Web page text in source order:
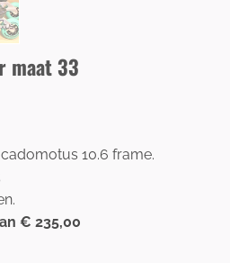
maat 33
10.6 frame.
€ 235,00